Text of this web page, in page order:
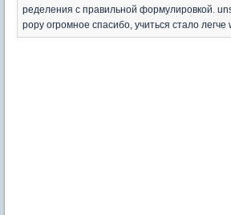
ределения с правильной формулировкой.
рору огромное спасибо, учиться стало легче